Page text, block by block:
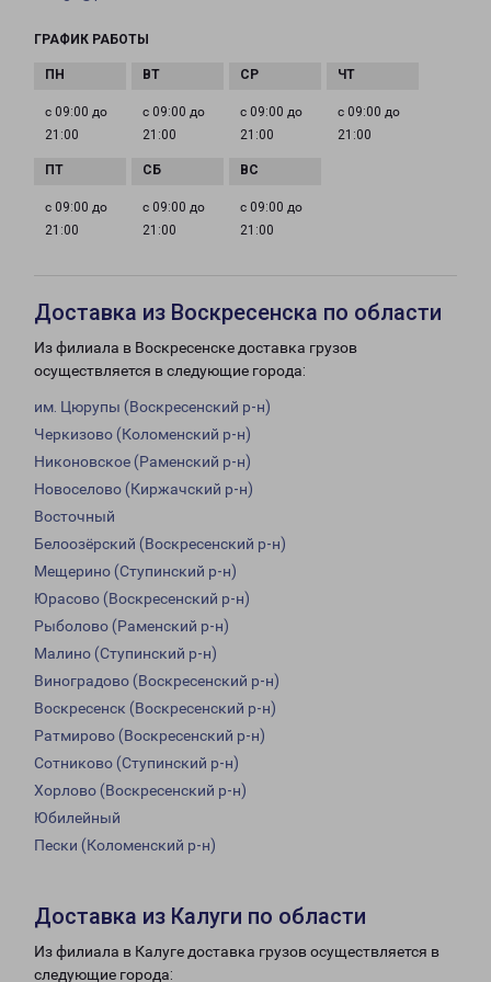
ГРАФИК РАБОТЫ
с 09:00 до
21:00
с 09:00 до
21:00
с 09:00 до
21:00
с 09:00 до
21:00
с 09:00 до
21:00
с 09:00 до
21:00
с 09:00 до
21:00
Доставка из Воскресенска по области
Из филиала в Воскресенске доставка грузов
осуществляется в следующие города:
им. Цюрупы (Воскресенский р-н)
Черкизово (Коломенский р-н)
Никоновское (Раменский р-н)
Новоселово (Киржачский р-н)
Восточный
Белоозёрский (Воскресенский р-н)
Мещерино (Ступинский р-н)
Юрасово (Воскресенский р-н)
Рыболово (Раменский р-н)
Малино (Ступинский р-н)
Виноградово (Воскресенский р-н)
Воскресенск (Воскресенский р-н)
Ратмирово (Воскресенский р-н)
Сотниково (Ступинский р-н)
Хорлово (Воскресенский р-н)
Юбилейный
Пески (Коломенский р-н)
Доставка из Калуги по области
Из филиала в Калуге доставка грузов осуществляется в
следующие города: